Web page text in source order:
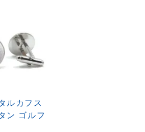
ルカフス
ン ゴルフ